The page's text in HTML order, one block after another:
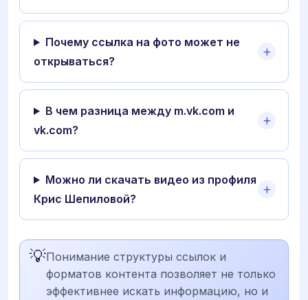
Почему ссылка на фото может не
открываться?
В чем разница между m.vk.com и
vk.com?
Можно ли скачать видео из профиля
Крис Шепиловой?
💡Понимание структуры ссылок и
форматов контента позволяет не только
эффективнее искать информацию, но и